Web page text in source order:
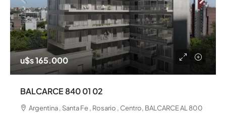
u$s 165.000
BALCARCE 840 01 02
Argentina , Santa Fe , Rosario , Centro, BALCARCE AL 800